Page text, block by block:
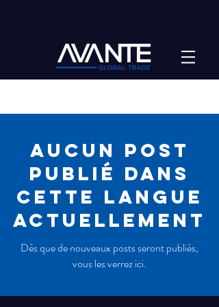
Aucun post
publié dans
cette langue
actuellement
Dès que de nouveaux posts seront publiés,
vous les verrez ici.